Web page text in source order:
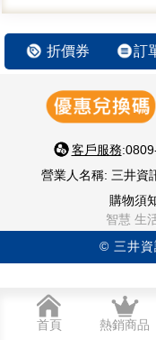
折價券 訂
客戶服務
營業人名稱: 三井資
購物須
智慧 生
© 三井資
首頁 熱銷商品